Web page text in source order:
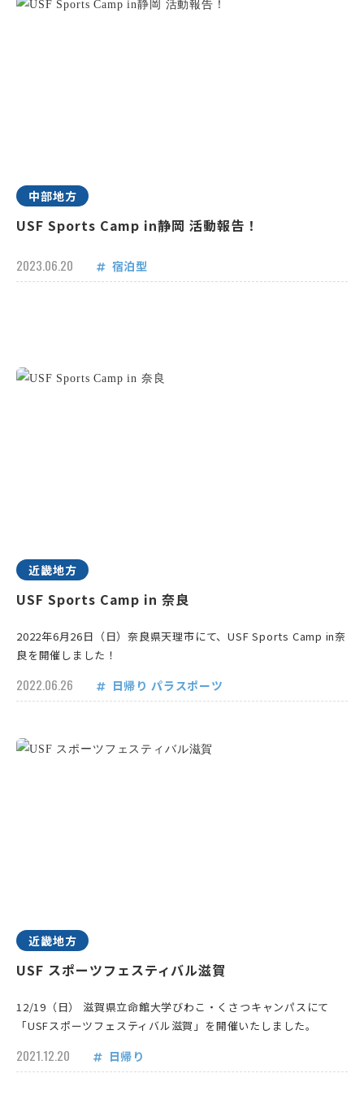
中部地方
USF Sports Camp in静岡 活動報告！
2023.06.20 宿泊型
近畿地方
USF Sports Camp in 奈良
2022年6月26日（日）奈良県天理市にて、USF Sports Camp in奈
良を開催しました！
2022.06.26 日帰り パラスポーツ
近畿地方
USF スポーツフェスティバル滋賀
12/19（日） 滋賀県立命館大学びわこ・くさつキャンパスにて
「USFスポーツフェスティバル滋賀」を開催いたしました。
2021.12.20 日帰り